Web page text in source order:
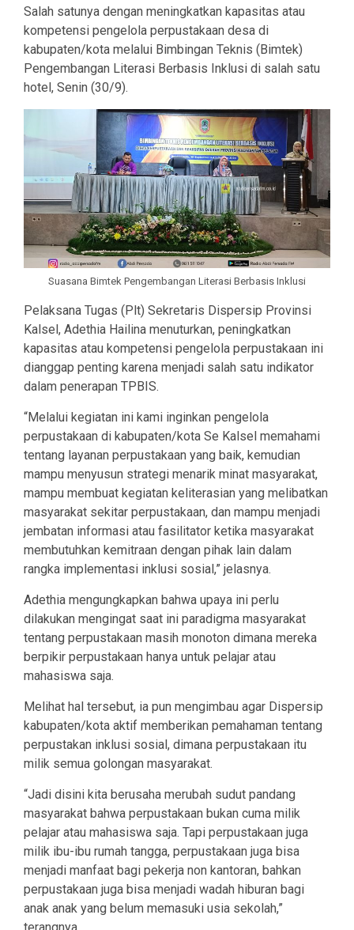
Salah satunya dengan meningkatkan kapasitas atau
kompetensi pengelola perpustakaan desa di
kabupaten/kota melalui Bimbingan Teknis (Bimtek)
Pengembangan Literasi Berbasis Inklusi di salah satu
hotel, Senin (30/9).
Suasana Bimtek Pengembangan Literasi Berbasis Inklusi
Pelaksana Tugas (Plt) Sekretaris Dispersip Provinsi
Kalsel, Adethia Hailina menuturkan, peningkatkan
kapasitas atau kompetensi pengelola perpustakaan ini
dianggap penting karena menjadi salah satu indikator
dalam penerapan TPBIS.
“Melalui kegiatan ini kami inginkan pengelola
perpustakaan di kabupaten/kota Se Kalsel memahami
tentang layanan perpustakaan yang baik, kemudian
mampu menyusun strategi menarik minat masyarakat,
mampu membuat kegiatan keliterasian yang melibatkan
masyarakat sekitar perpustakaan, dan mampu menjadi
jembatan informasi atau fasilitator ketika masyarakat
membutuhkan kemitraan dengan pihak lain dalam
rangka implementasi inklusi sosial,” jelasnya.
Adethia mengungkapkan bahwa upaya ini perlu
dilakukan mengingat saat ini paradigma masyarakat
tentang perpustakaan masih monoton dimana mereka
berpikir perpustakaan hanya untuk pelajar atau
mahasiswa saja.
Melihat hal tersebut, ia pun mengimbau agar Dispersip
kabupaten/kota aktif memberikan pemahaman tentang
perpustakan inklusi sosial, dimana perpustakaan itu
milik semua golongan masyarakat.
“Jadi disini kita berusaha merubah sudut pandang
masyarakat bahwa perpustakaan bukan cuma milik
pelajar atau mahasiswa saja. Tapi perpustakaan juga
milik ibu-ibu rumah tangga, perpustakaan juga bisa
menjadi manfaat bagi pekerja non kantoran, bahkan
perpustakaan juga bisa menjadi wadah hiburan bagi
anak anak yang belum memasuki usia sekolah,”